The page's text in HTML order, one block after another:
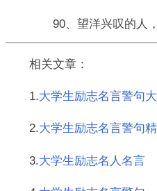
90、望洋兴叹的人，
相关文章：
1.大学生励志名言警句
2.大学生励志名言警句
3.大学生励志名人名言